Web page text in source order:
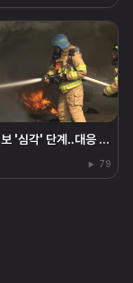
화재위험경보 '심각' 단계‥대응 태세 강화
79